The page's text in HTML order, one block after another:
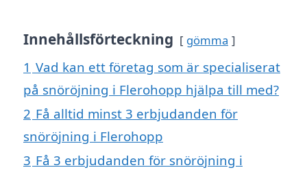
Innehållsförteckning gömma
1 Vad kan ett företag som är specialiserat
på snöröjning i Flerohopp hjälpa till med?
2 Få alltid minst 3 erbjudanden för
snöröjning i Flerohopp
3 Få 3 erbjudanden för snöröjning i